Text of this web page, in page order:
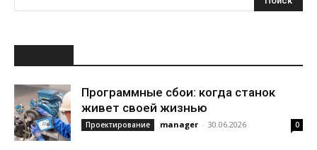
Программные сбои: когда станок
живет своей жизнью
Проектирование manager - 30.06.2026 0